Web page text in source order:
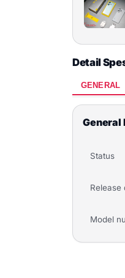
Detail
GENERAL
General
Status
Release
Model